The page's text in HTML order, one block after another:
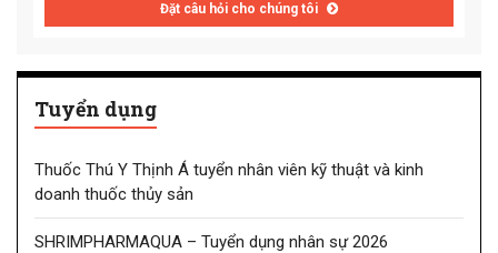
Đặt câu hỏi cho chúng tôi
Tuyển dụng
Thuốc Thú Y Thịnh Á tuyển nhân viên kỹ thuật và kinh
doanh thuốc thủy sản
SHRIMPHARMAQUA – Tuyển dụng nhân sự 2026